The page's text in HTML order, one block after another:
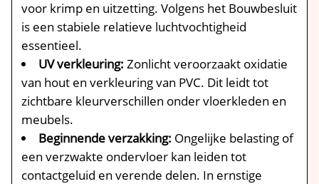
voor krimp en uitzetting.​ Volgens het Bouwbesluit
is een stabiele relatieve luchtvochtigheid
essentieel.​
UV verkleuring: Zonlicht veroorzaakt oxidatie
van hout en verkleuring van PVC.​ Dit leidt tot
zichtbare kleurverschillen onder vloerkleden en
meubels.​
Beginnende verzakking: Ongelijke belasting of
een verzwakte ondervloer kan leiden tot
contactgeluid en verende delen.​ In ernstige